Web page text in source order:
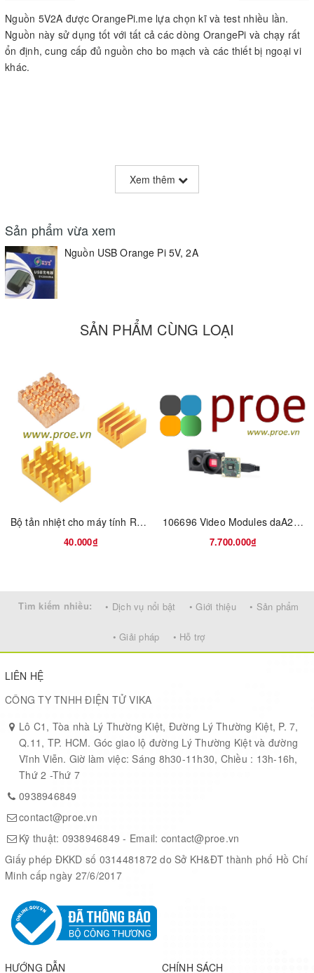
Nguồn 5V2A được OrangePi.me lựa chọn kĩ và test nhiều lần.
Nguồn này sử dụng tốt với tất cả các dòng OrangePi và chạy rất
ổn định, cung cấp đủ nguồn cho bo mạch và các thiết bị ngoại vi
khác.
Xem thêm
Sản phẩm vừa xem
Nguồn USB Orange Pi 5V, 2A
SẢN PHẨM CÙNG LOẠI
Bộ tản nhiệt cho máy tính Raspberry Pi 4
40.000₫
106696 Video Modules daA2500-14uc MT9P031, CS-Mount
7.700.000₫
Tìm kiếm nhiều: • Dịch vụ nổi bật • Giới thiệu • Sản phẩm
• Giải pháp • Hỗ trợ
LIÊN HỆ
CÔNG TY TNHH ĐIỆN TỬ VIKA
Lô C1, Tòa nhà Lý Thường Kiệt, Đường Lý Thường Kiệt, P. 7,
Q.11, TP. HCM. Góc giao lộ đường Lý Thường Kiệt và đường
Vĩnh Viễn. Giờ làm việc: Sáng 8h30-11h30, Chiều : 13h-16h,
Thứ 2 -Thứ 7
0938946849
contact@proe.vn
Kỹ thuật: 0938946849 - Email: contact@proe.vn
Giấy phép ĐKKD số 0314481872 do Sở KH&ĐT thành phố Hồ Chí
Minh cấp ngày 27/6/2017
HƯỚNG DẪN CHÍNH SÁCH